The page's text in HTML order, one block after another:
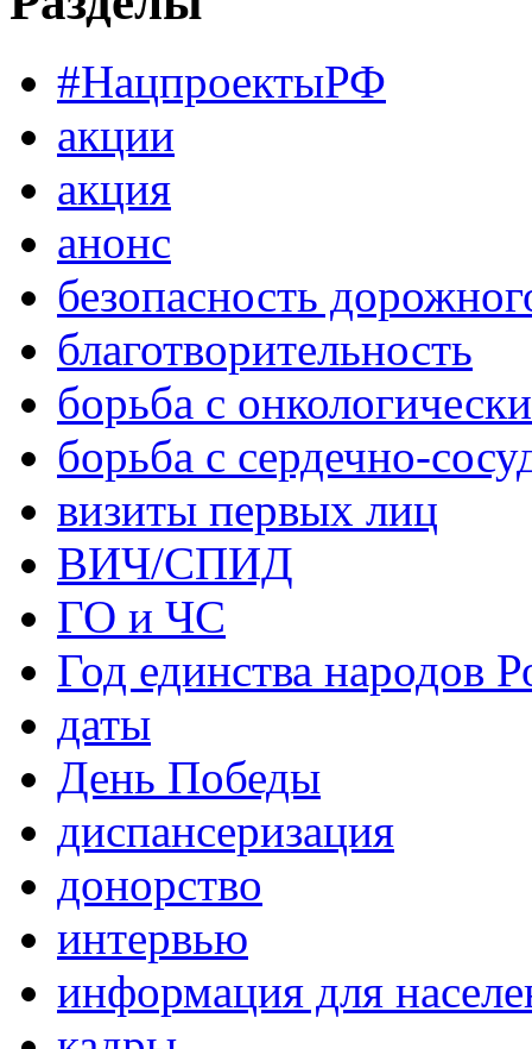
#НацпроектыРФ
акции
акция
анонс
безопасность
благотворительность
борьба с
борьба с сердечно-
визиты первых лиц
ВИЧ/СПИД
ГО и ЧС
Год единства народов
даты
День Победы
диспансеризация
донорство
интервью
информация для